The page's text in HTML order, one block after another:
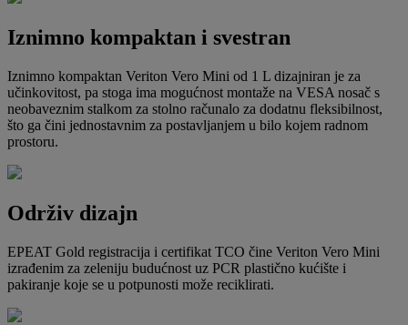
Iznimno kompaktan i svestran
Iznimno kompaktan Veriton Vero Mini od 1 L dizajniran je za
učinkovitost, pa stoga ima mogućnost montaže na VESA nosač s
neobaveznim stalkom za stolno računalo za dodatnu fleksibilnost,
što ga čini jednostavnim za postavljanjem u bilo kojem radnom
prostoru.
Održiv dizajn
EPEAT Gold registracija i certifikat TCO čine Veriton Vero Mini
izrađenim za zeleniju budućnost uz PCR plastično kućište i
pakiranje koje se u potpunosti može reciklirati.